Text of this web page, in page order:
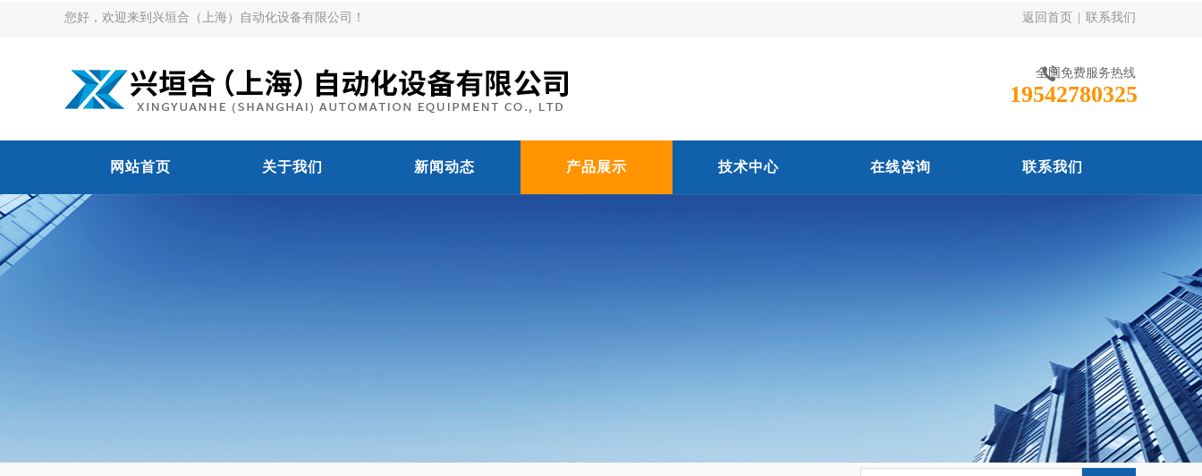
您好，欢迎来到兴垣合（上海）自动化设备有限公司！ 返回首页 联系我们
全国免费服务热线
19542780325
网站首页 关于我们 新闻动态 产品展示 技术中心 在线咨询 联系我们